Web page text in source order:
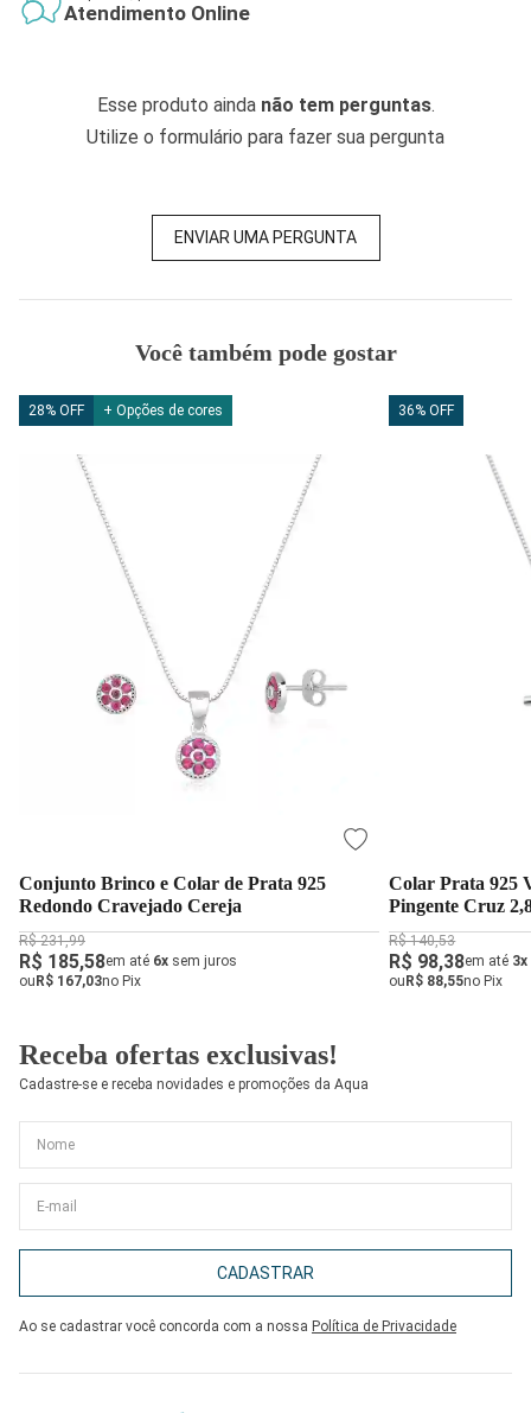
Atendimento Online
Esse produto ainda não tem perguntas.
Utilize o formulário para fazer sua pergunta
ENVIAR UMA PERGUNTA
Você também pode gostar
28% OFF + Opções de cores
Conjunto Brinco e Colar de Prata 925
Redondo Cravejado Cereja
R$ 231,99
R$ 185,58em até 6x sem juros
ouR$ 167,03no Pix
36% OFF
Colar Prata 925
Pingente Cruz
R$ 140,53
R$ 98,38em até 3x
ouR$ 88,55no Pix
Receba ofertas exclusivas!
Cadastre-se e receba novidades e promoções da Aqua
CADASTRAR
Ao se cadastrar você concorda com a nossa Política de Privacidade